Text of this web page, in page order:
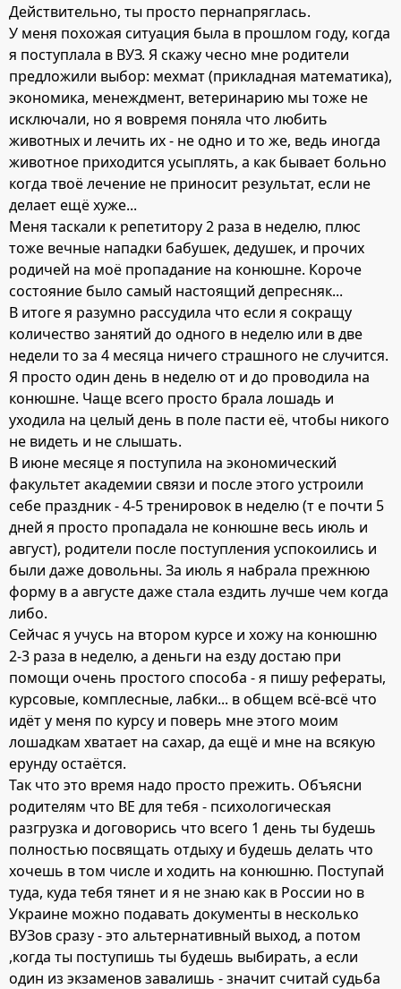
Действительно, ты просто пернапряглась.
У меня похожая ситуация была в прошлом году, когда
я поступлала в ВУЗ. Я скажу чесно мне родители
предложили выбор: мехмат (прикладная математика),
экономика, менеждмент, ветеринарию мы тоже не
исключали, но я вовремя поняла что любить
животных и лечить их - не одно и то же, ведь иногда
животное приходится усыплять, а как бывает больно
когда твоё лечение не приносит результат, если не
делает ещё хуже...
Меня таскали к репетитору 2 раза в неделю, плюс
тоже вечные нападки бабушек, дедушек, и прочих
родичей на моё пропадание на конюшне. Короче
состояние было самый настоящий депресняк...
В итоге я разумно рассудила что если я сокращу
количество занятий до одного в неделю или в две
недели то за 4 месяца ничего страшного не случится.
Я просто один день в неделю от и до проводила на
конюшне. Чаще всего просто брала лошадь и
уходила на целый день в поле пасти её, чтобы никого
не видеть и не слышать.
В июне месяце я поступила на экономический
факультет академии связи и после этого устроили
себе праздник - 4-5 тренировок в неделю (т е почти 5
дней я просто пропадала не конюшне весь июль и
август), родители после поступления успокоились и
были даже довольны. За июль я набрала прежнюю
форму в а августе даже стала ездить лучше чем когда
либо.
Сейчас я учусь на втором курсе и хожу на конюшню
2-3 раза в неделю, а деньги на езду достаю при
помощи очень простого способа - я пишу рефераты,
курсовые, комплесные, лабки... в общем всё-всё что
идёт у меня по курсу и поверь мне этого моим
лошадкам хватает на сахар, да ещё и мне на всякую
ерунду остаётся.
Так что это время надо просто прежить. Объясни
родителям что ВЕ для тебя - психологическая
разгрузка и договорись что всего 1 день ты будешь
полностью посвящать отдыху и будешь делать что
хочешь в том числе и ходить на конюшню. Поступай
туда, куда тебя тянет и я не знаю как в России но в
Украине можно подавать документы в несколько
ВУЗов сразу - это альтернативный выход, а потом
,когда ты поступишь ты будешь выбирать, а если
один из экзаменов завалишь - значит считай судьба